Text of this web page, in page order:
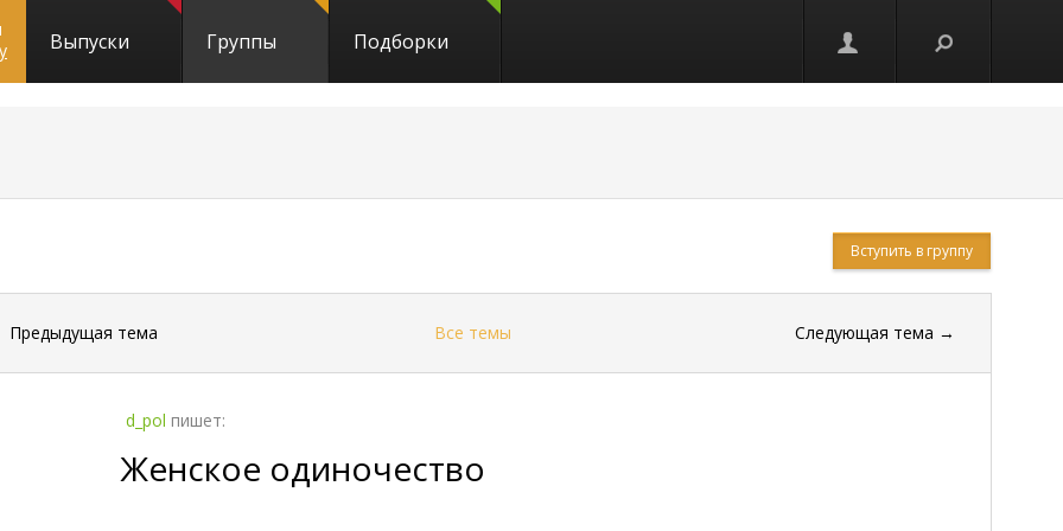
Выпуски Группы Подборки
Вступить в группу
Предыдущая тема Все темы Следующая тема →
d_pol пишет:
Женское одиночество